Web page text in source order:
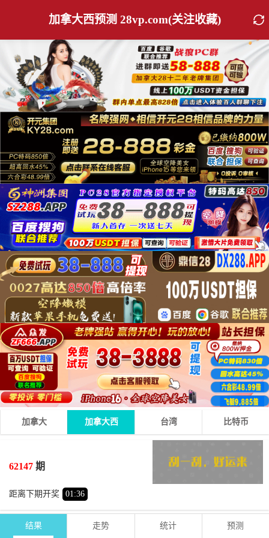
加拿大西预测 28vp.com(关注收藏)
加拿大 加拿大西 台湾 比特币
62147 期
距离下期开奖 01:36
4 + 3 + 3 = 10
期号 号码
结果 走势 统计 预测